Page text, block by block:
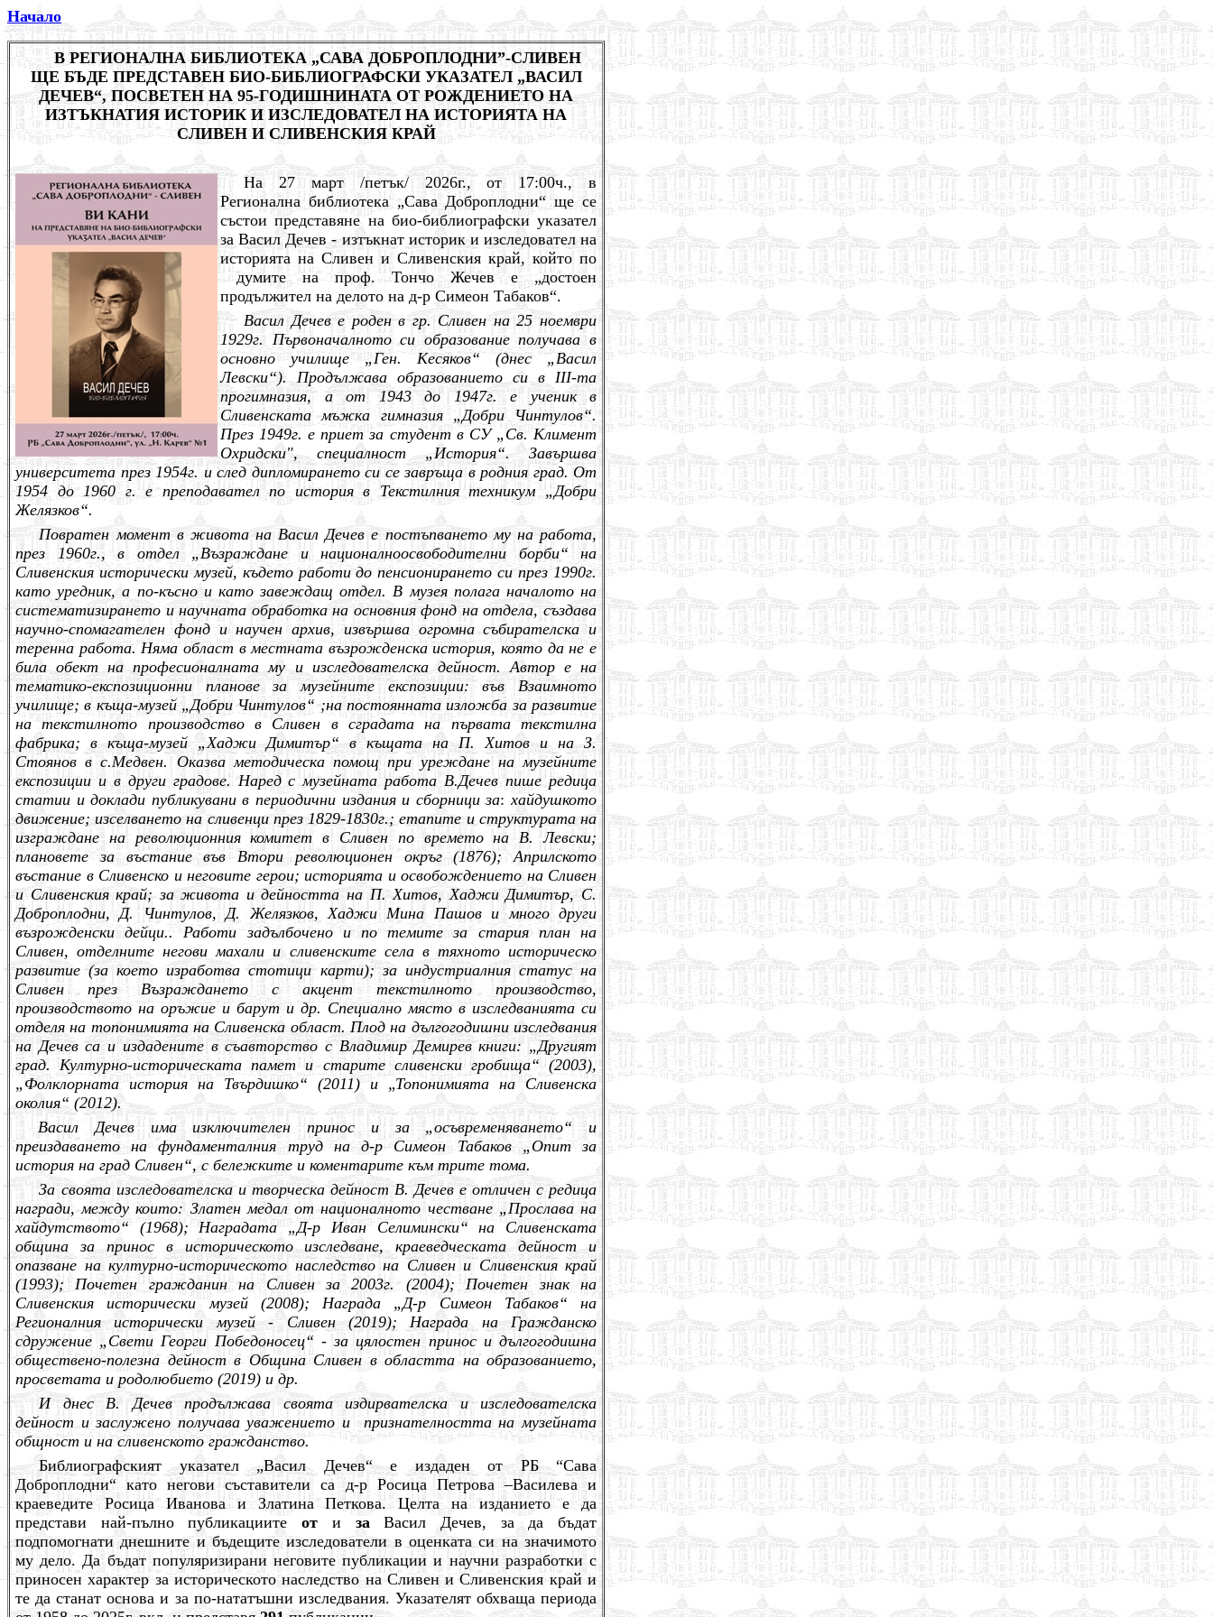
Начало
В РЕГИОНАЛНА БИБЛИОТЕКА „САВА ДОБРОПЛОДНИ”-СЛИВЕН
ЩЕ БЪДЕ ПРЕДСТАВЕН БИО-БИБЛИОГРАФСКИ УКАЗАТЕЛ „ВАСИЛ
ДЕЧЕВ“, ПОСВЕТЕН НА 95-ГОДИШНИНАТА ОТ РОЖДЕНИЕТО НА
ИЗТЪКНАТИЯ ИСТОРИК И ИЗСЛЕДОВАТЕЛ НА ИСТОРИЯТА НА
СЛИВЕН И СЛИВЕНСКИЯ КРАЙ
На 27 март /петък/ 2026г., от 17:00ч., в
Регионална библиотека „Сава Доброплодни“ ще се
състои представяне на био-библиографски указател
за Васил Дечев - изтъкнат историк и изследовател на
историята на Сливен и Сливенския край, който по
думите на проф. Тончо Жечев е „достоен
продължител на делото на д-р Симеон Табаков“.
Васил Дечев е роден в гр. Сливен на 25 ноември
1929г. Първоначалното си образование получава в
основно училище „Ген. Кесяков“ (днес „Васил
Левски“). Продължава образованието си в III-та
прогимназия, а от 1943 до 1947г. е ученик в
Сливенската мъжка гимназия „Добри Чинтулов“.
През 1949г. е приет за студент в СУ „Св. Климент
Охридски", специалност „История“. Завършва
университета през 1954г. и след дипломирането си се завръща в родния град. От
1954 до 1960 г. е преподавател по история в Текстилния техникум „Добри
Желязков“.
Повратен момент в живота на Васил Дечев е постъпването му на работа,
през 1960г., в отдел „Възраждане и националноосвободителни борби“ на
Сливенския исторически музей, където работи до пенсионирането си през 1990г.
като уредник, а по-късно и като завеждащ отдел. В музея полага началото на
систематизирането и научната обработка на основния фонд на отдела, създава
научно-спомагателен фонд и научен архив, извършва огромна събирателска и
теренна работа. Няма област в местната възрожденска история, която да не е
била обект на професионалната му и изследователска дейност. Автор е на
тематико-експозиционни планове за музейните експозиции: във Взаимното
училище; в къща-музей „Добри Чинтулов“ ;на постоянната изложба за развитие
на текстилното производство в Сливен в сградата на първата текстилна
фабрика; в къща-музей „Хаджи Димитър“ в къщата на П. Хитов и на З.
Стоянов в с.Медвен. Оказва методическа помощ при уреждане на музейните
експозиции и в други градове. Наред с музейната работа В.Дечев пише редица
статии и доклади публикувани в периодични издания и сборници за:хайдушкото
движение; изселването на сливенци през 1829-1830г.; етапите и структурата на
изграждане на революционния комитет в Сливен по времето на В. Левски;
плановете за въстание във Втори революционен окръг (1876); Априлското
въстание в Сливенско и неговите герои; историята и освобождението на Сливен
и Сливенския край; за живота и дейността на П. Хитов, Хаджи Димитър, С.
Доброплодни, Д. Чинтулов, Д. Желязков, Хаджи Мина Пашов и много други
възрожденски дейци.. Работи задълбочено и по темите за стария план на
Сливен, отделните негови махали и сливенските села в тяхното историческо
развитие (за което изработва стотици карти); за индустриалния статус на
Сливен през Възраждането с акцент текстилното производство,
производството на оръжие и барут и др. Специално място в изследванията си
отделя на топонимията на Сливенска област. Плод на дългогодишни изследвания
на Дечев са и издадените в съавторство с Владимир Демирев книги: „Другият
град. Културно-историческата памет и старите сливенски гробища“ (2003),
„Фолклорната история на Твърдишко“ (2011) и „Топонимията на Сливенска
околия“ (2012).
Васил Дечев има изключителен принос и за „осъвременяването“ и
преиздаването на фундаменталния труд на д-р Симеон Табаков „Опит за
история на град Сливен“, с бележките и коментарите към трите тома.
За своята изследователска и творческа дейност В. Дечев е отличен с редица
награди, между които: Златен медал от националното честване „Прослава на
хайдутството“ (1968); Наградата „Д-р Иван Селимински“ на Сливенската
община за принос в историческото изследване, краеведческата дейност и
опазване на културно-историческото наследство на Сливен и Сливенския край
(1993); Почетен гражданин на Сливен за 2003г. (2004); Почетен знак на
Сливенския исторически музей (2008); Награда „Д-р Симеон Табаков“ на
Регионалния исторически музей - Сливен (2019); Награда на Гражданско
сдружение „Свети Георги Победоносец“ - за цялостен принос и дългогодишна
обществено-полезна дейност в Община Сливен в областта на образованието,
просветата и родолюбието (2019) и др.
И днес В. Дечев продължава своята издирвателска и изследователска
дейност и заслужено получава уважението и признателността на музейната
общност и на сливенското гражданство.
Библиографският указател „Васил Дечев“ е издаден от РБ “Сава
Доброплодни“ като негови съставители са д-р Росица Петрова –Василева и
краеведите Росица Иванова и Златина Петкова. Целта на изданието е да
представи най-пълно публикациитеот и заВасил Дечев, за да бъдат
подпомогнати днешните и бъдещите изследователи в оценката си на значимото
му дело. Да бъдат популяризирани неговите публикации и научни разработки с
приносен характер за историческото наследство на Сливен и Сливенския край и
те да станат основа и за по-нататъшни изследвания. Указателят обхваща периода